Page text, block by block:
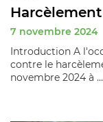
7 novembre 2024
Introduction A
contre le
novembre 2024 à ...